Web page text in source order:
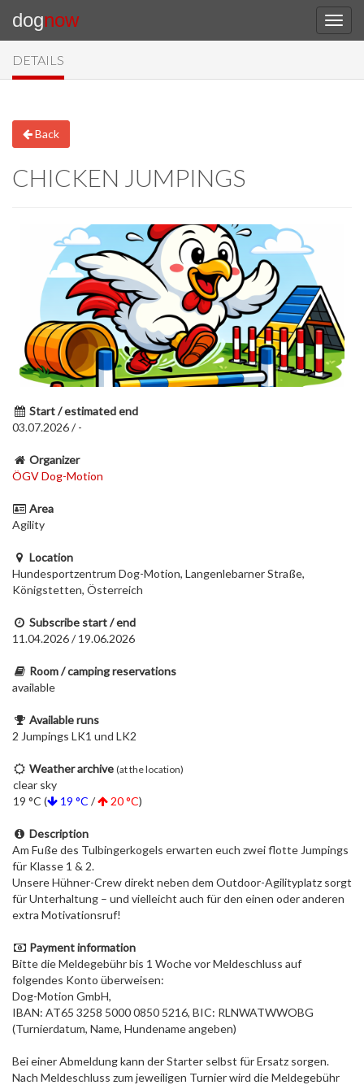
dognow
DETAILS
Back
CHICKEN JUMPINGS
Start / estimated end
03.07.2026 / -
Organizer
ÖGV Dog-Motion
Area
Agility
Location
Hundesportzentrum Dog-Motion, Langenlebarner Straße,
Königstetten, Österreich
Subscribe start / end
11.04.2026 / 19.06.2026
Room / camping reservations
available
Available runs
2 Jumpings LK1 und LK2
Weather archive (at the location)
clear sky
19 °C (
19 °C / 20 °C)
Description
Am Fuße des Tulbingerkogels erwarten euch zwei flotte Jumpings
für Klasse 1 & 2.
Unsere Hühner-Crew direkt neben dem Outdoor-Agilityplatz sorgt
für Unterhaltung – und vielleicht auch für den einen oder anderen
extra Motivationsruf!
Payment information
Bitte die Meldegebühr bis 1 Woche vor Meldeschluss auf
folgendes Konto überweisen:
Dog-Motion GmbH,
IBAN: AT65 3258 5000 0850 5216, BIC: RLNWATWWOBG
(Turnierdatum, Name, Hundename angeben)
Bei einer Abmeldung kann der Starter selbst für Ersatz sorgen.
Nach Meldeschluss zum jeweiligen Turnier wird die Meldegebühr